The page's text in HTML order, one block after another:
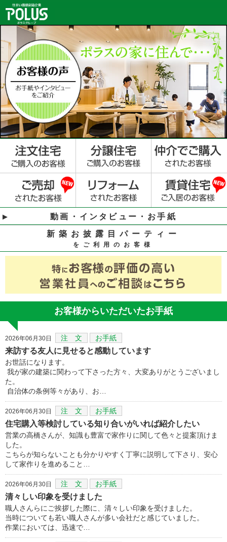
動画・インタビュー・お手紙
新築お披露目パーティー
をご利用のお客様
お客様からいただいたお手紙
2026年06月30日 注 文 お手紙
来訪する友人に見せると感動しています
お世話になります。
我が家の建築に関わって下さった方々、大変ありがとうございまし
た。
自治体の条例等々があり、お…
2026年06月30日 注 文 お手紙
住宅購入等検討している知り合いがいれば紹介したい
営業の高橋さんが、知識も豊富で家作りに関して色々と提案頂けま
した。
こちらが知らないことも分かりやすく丁寧に説明して下さり、安心
して家作りを進めること…
2026年06月30日 注 文 お手紙
清々しい印象を受けました
職人さんらにご挨拶した際に、清々しい印象を受けました。
当時についても若い職人さんが多い会社だと感じていました。
作業においては、迅速で…